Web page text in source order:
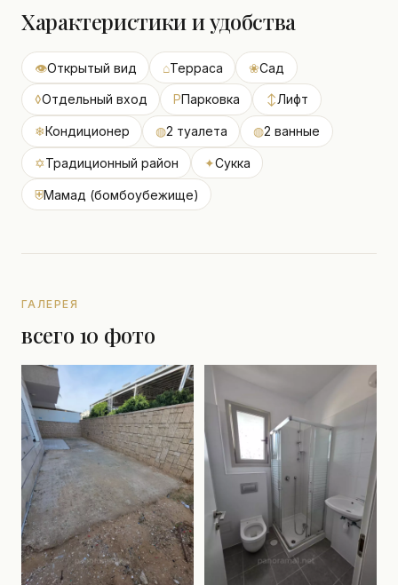
Характеристики и удобства
👁Открытый вид ⌂Терраса ❀Сад
◊Отдельный вход PПарковка ↕Лифт
❄Кондиционер ◍2 туалета ◍2 ванные
✡Традиционный район ✦Сукка
⛨Мамад (бомбоубежище)
ГАЛЕРЕЯ
всего 10 фото